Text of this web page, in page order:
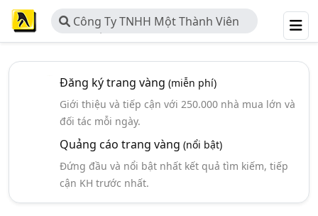
Công Ty TNHH Một Thành Viên
Hào Hiếu
Đăng ký trang vàng (miễn phí)
Giới thiệu và tiếp cận với 250.000 nhà mua lớn và
đối tác mỗi ngày.
Quảng cáo trang vàng (nổi bật)
Đứng đầu và nổi bật nhất kết quả tìm kiếm, tiếp
cận KH trước nhất.